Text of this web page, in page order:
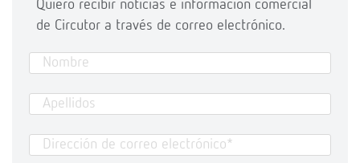
Quiero recibir noticias e información comercial
de Circutor a través de correo electrónico.